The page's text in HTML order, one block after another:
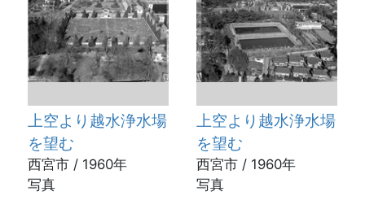
上空より越水浄水場
を望む
西宮市 / 1960年
写真
上空より越水浄水場
を望む
西宮市 / 1960年
写真